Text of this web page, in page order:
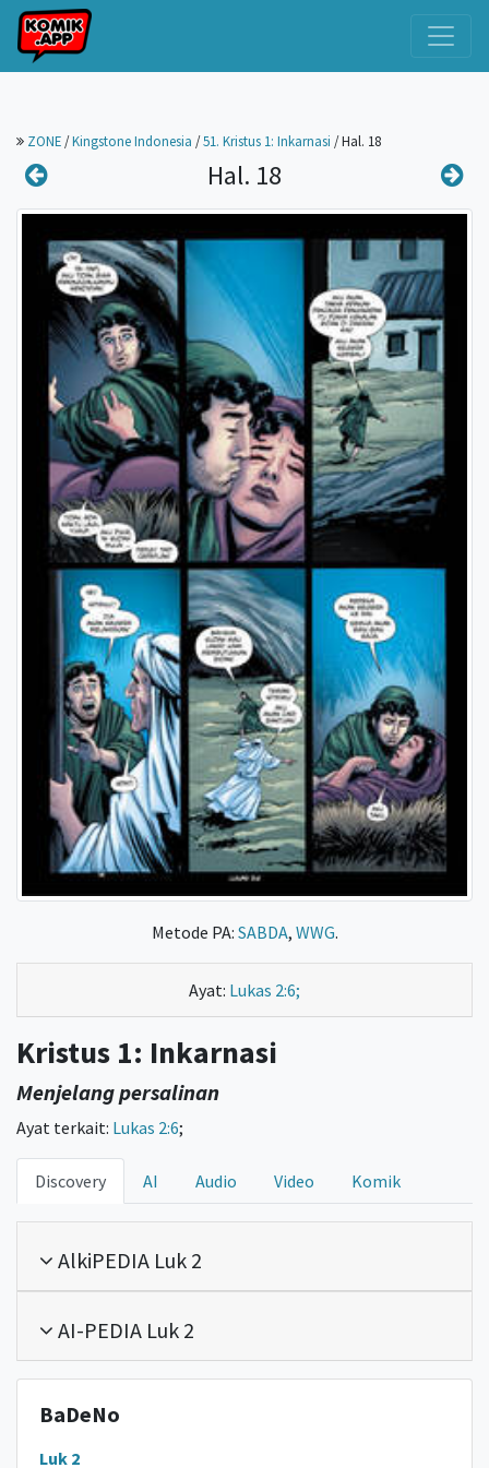
ZONE /Kingstone Indonesia /51. Kristus 1: Inkarnasi /Hal. 18
Hal. 18
Metode PA: SABDA, WWG.
Ayat: Lukas 2:6;
Kristus 1: Inkarnasi
Menjelang persalinan
Ayat terkait: Lukas 2:6;
Discovery AI Audio Video Komik
AlkiPEDIA Luk 2
AI-PEDIA Luk 2
BaDeNo
Luk 2